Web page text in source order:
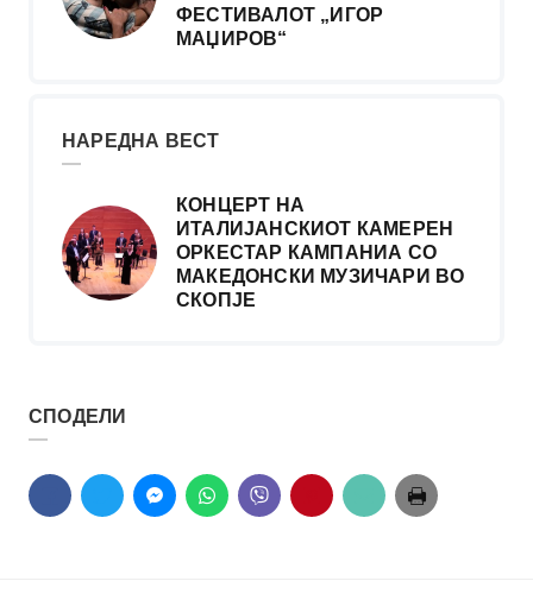
ФЕСТИВАЛОТ „ИГОР
МАЏИРОВ“
НАРЕДНА ВЕСТ
КОНЦЕРТ НА
ИТАЛИЈАНСКИОТ КАМЕРЕН
ОРКЕСТАР КАМПАНИА СО
МАКЕДОНСКИ МУЗИЧАРИ ВО
СКОПЈЕ
СПОДЕЛИ